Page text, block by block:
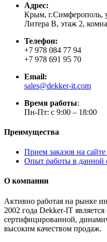
Адрес:
Крым, г.Симферополь,
Литера В, этаж 2,
Телефон:
+7 978 084 77 94
+7 978 691 95 70
Email:
sales@dekker-it.com
Время работы:
Пн-Пт: с 9:00 – 18:00
Преимущества
Прием заказов на
Опыт работы в данной
О компании
Активно работая на рынке
2002 года Dekker-IT
сертифицированной,
высоким качеством продаж.